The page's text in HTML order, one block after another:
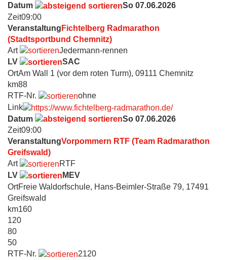
Datum
So 07.06.2026
Zeit09:00
Veranstaltung Fichtelberg Radmarathon
(Stadtsportbund Chemnitz)
Art
Jedermann-rennen
LV
SAC
OrtAm Wall 1 (vor dem roten Turm), 09111 Chemnitz
km88
RTF-Nr.
ohne
Link
Datum
So 07.06.2026
Zeit09:00
VeranstaltungVorpommern RTF (Team Radmarathon
Greifswald)
Art
RTF
LV
MEV
OrtFreie Waldorfschule, Hans-Beimler-Straße 79, 17491
Greifswald
km160
120
80
50
RTF-Nr.
2120